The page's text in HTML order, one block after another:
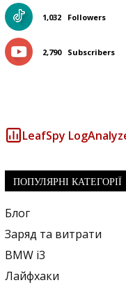
1,032 Followers
2,790 Subscribers
LeafSpy
ПОПУЛЯРНІ КАТЕГОРІЇ
Блог
Заряд та витрати
BMW i3
Лайфхаки